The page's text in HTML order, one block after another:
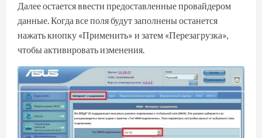
Далее остается ввести предоставленные провайдером
данные. Когда все поля будут заполнены останется
нажать кнопку «Применить» и затем «Перезагрузка»,
чтобы активировать изменения.